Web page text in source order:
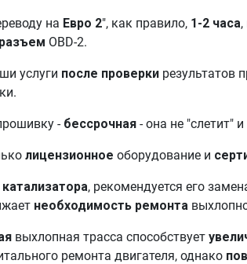
на Евро 2", как правило, 1-2 часа
OBD-2.
услуги после проверки результатов
- бессрочная - она не "слетит"
лицензионное оборудование и
, рекомендуется его
необходимость ремонта
выхлопная трасса способствует
ремонта двигателя, однако